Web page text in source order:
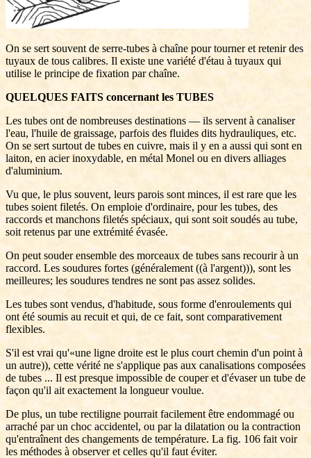
On se sert souvent de serre-tubes à chaîne pour tourner et retenir des
tuyaux de tous calibres. Il existe une variété d'étau à tuyaux qui
utilise le principe de fixation par chaîne.
QUELQUES FAITS concernant les TUBES
Les tubes ont de nombreuses destinations — ils servent à canaliser
l'eau, l'huile de graissage, parfois des fluides dits hydrauliques, etc.
On se sert surtout de tubes en cuivre, mais il y en a aussi qui sont en
laiton, en acier inoxydable, en métal Monel ou en divers alliages
d'aluminium.
Vu que, le plus souvent, leurs parois sont minces, il est rare que les
tubes soient filetés. On emploie d'ordinaire, pour les tubes, des
raccords et manchons filetés spéciaux, qui sont soit soudés au tube,
soit retenus par une extrémité évasée.
On peut souder ensemble des morceaux de tubes sans recourir à un
raccord. Les soudures fortes (généralement ((à l'argent))), sont les
meilleures; les soudures tendres ne sont pas assez solides.
Les tubes sont vendus, d'habitude, sous forme d'enroulements qui
ont été soumis au recuit et qui, de ce fait, sont comparativement
flexibles.
S'il est vrai qu'«une ligne droite est le plus court chemin d'un point à
un autre)), cette vérité ne s'applique pas aux canalisations composées
de tubes ... Il est presque impossible de couper et d'évaser un tube de
façon qu'il ait exactement la longueur voulue.
De plus, un tube rectiligne pourrait facilement être endommagé ou
arraché par un choc accidentel, ou par la dilatation ou la contraction
qu'entraînent des changements de température. La fig. 106 fait voir
les méthodes à observer et celles qu'il faut éviter.